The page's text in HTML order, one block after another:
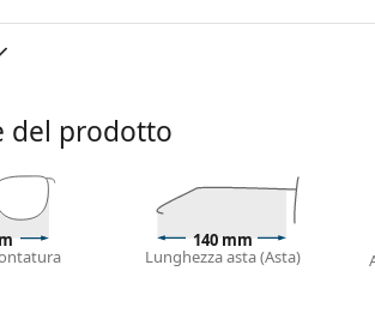
è ideale per la pulizia e la
con un sacchetto di tessuto anziché
gamma di
occhiali da vista
e scopri la
la nostra guida agli occhiali da
medico. Leggere attentamente le
del prodotto
140 mm
Lunghezza asta (Asta)